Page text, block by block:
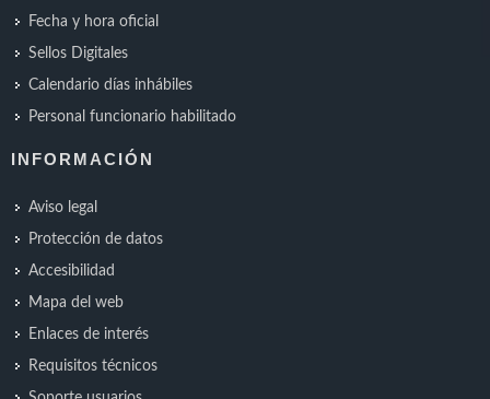
Fecha y hora oficial
Sellos Digitales
Calendario días inhábiles
Personal funcionario habilitado
INFORMACIÓN
Aviso legal
Protección de datos
Accesibilidad
Mapa del web
Enlaces de interés
Requisitos técnicos